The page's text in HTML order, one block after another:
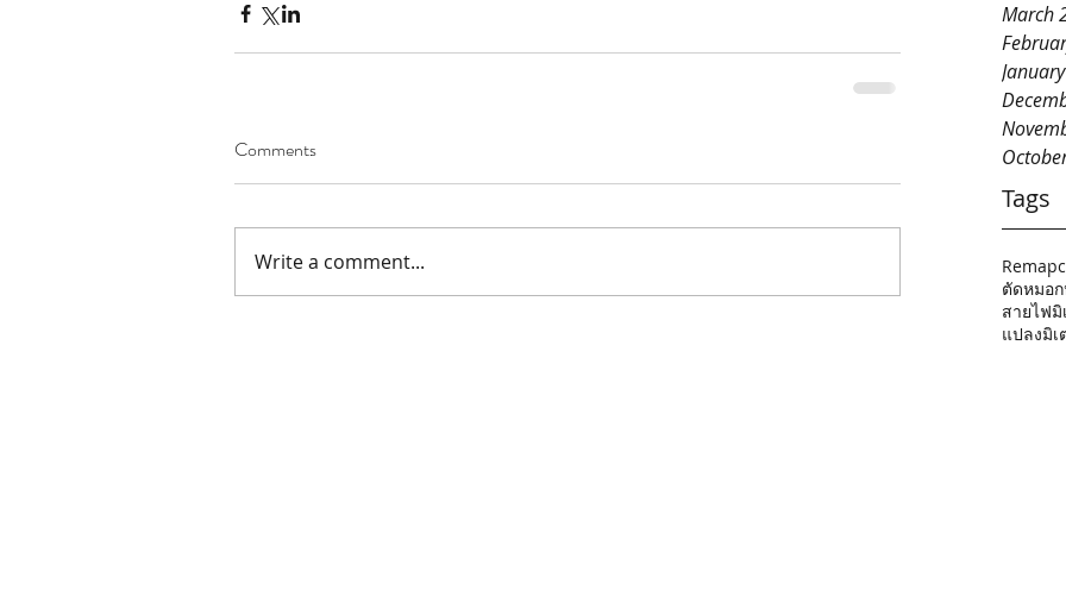
March
Tags
Remap
ตัดหมอ
สายไฟมิ
แปลงมิเ
Comments
Write a comment...